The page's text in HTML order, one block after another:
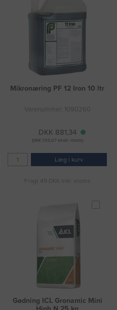
Mikronæring PF 12 Iron 10 ltr
Varenummer: 1090260
DKK 881,34
(DKK 705,07 ekskl. moms)
Læg i kurv
Fragt 49 DKK inkl. moms
Gødning ICL Gronamic Mini